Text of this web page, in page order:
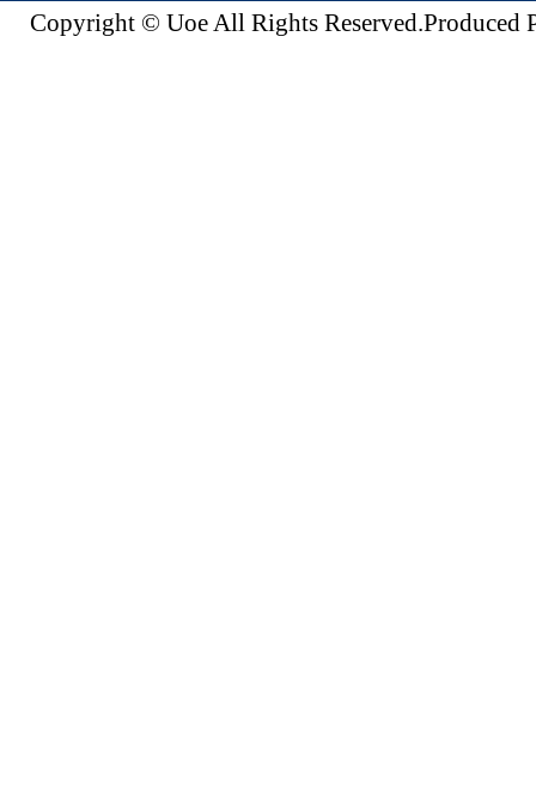
Copyright © Uoe All Rights Reserved.Produced